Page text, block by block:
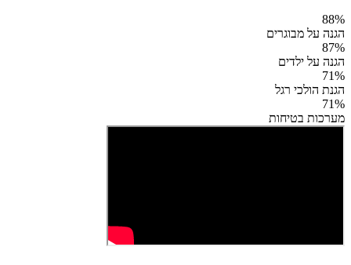
88%
הגנה על מבוגרים
87%
הגנה על ילדים
71%
הגנת הולכי רגל
71%
מערכות בטיחות